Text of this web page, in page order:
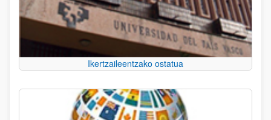
Ikertzaileentzako ostatua